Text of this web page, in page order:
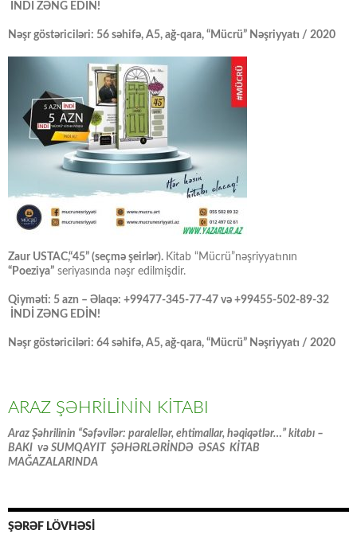
İNDİ ZƏNG EDİN!
Nəşr göstəriciləri: 56 səhifə, A5, ağ-qara, “Mücrü” Nəşriyyatı / 2020
Zaur USTAC,“45” (seçmə şeirlər). Kitab “Mücrü”nəşriyyatının
“Poeziya” seriyasında nəşr edilmişdir.
Qiyməti: 5 azn – Əlaqə: +99477-345-77-47 və +99455-502-89-32
İNDİ ZƏNG EDİN!
Nəşr göstəriciləri: 64 səhifə, A5, ağ-qara, “Mücrü” Nəşriyyatı / 2020
ARAZ ŞƏHRİLİNİN KİTABI
Araz Şəhrilinin “Səfəvilər: paralellər, ehtimallar, həqiqətlər…” kitabı –
BAKI və SUMQAYIT ŞƏHƏRLƏRİNDƏ ƏSAS KİTAB
MAĞAZALARINDA
ŞƏRƏF LÖVHƏSİ